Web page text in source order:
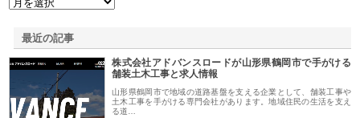
最近の記事
株式会社アドバンスロードが山形県鶴岡市で手がける
舗装土木工事と求人情報
山形県鶴岡市で地域の道路基盤を支える企業として、舗装工事や
土木工事を手がける専門会社があります。地域住民の生活を支え
る道…